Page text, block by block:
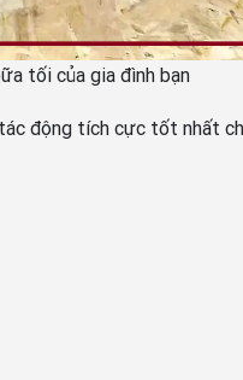
tối của gia đình bạn
động tích cực tốt nhất